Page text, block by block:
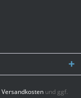
Versandkosten und ggf.